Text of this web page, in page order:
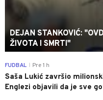
DEJAN STANKOVIĆ:
ŽIVOTA I SMRTI"
FUDBAL Pre 1 h
Saša Lukić završio
Englezi objavili da je sve